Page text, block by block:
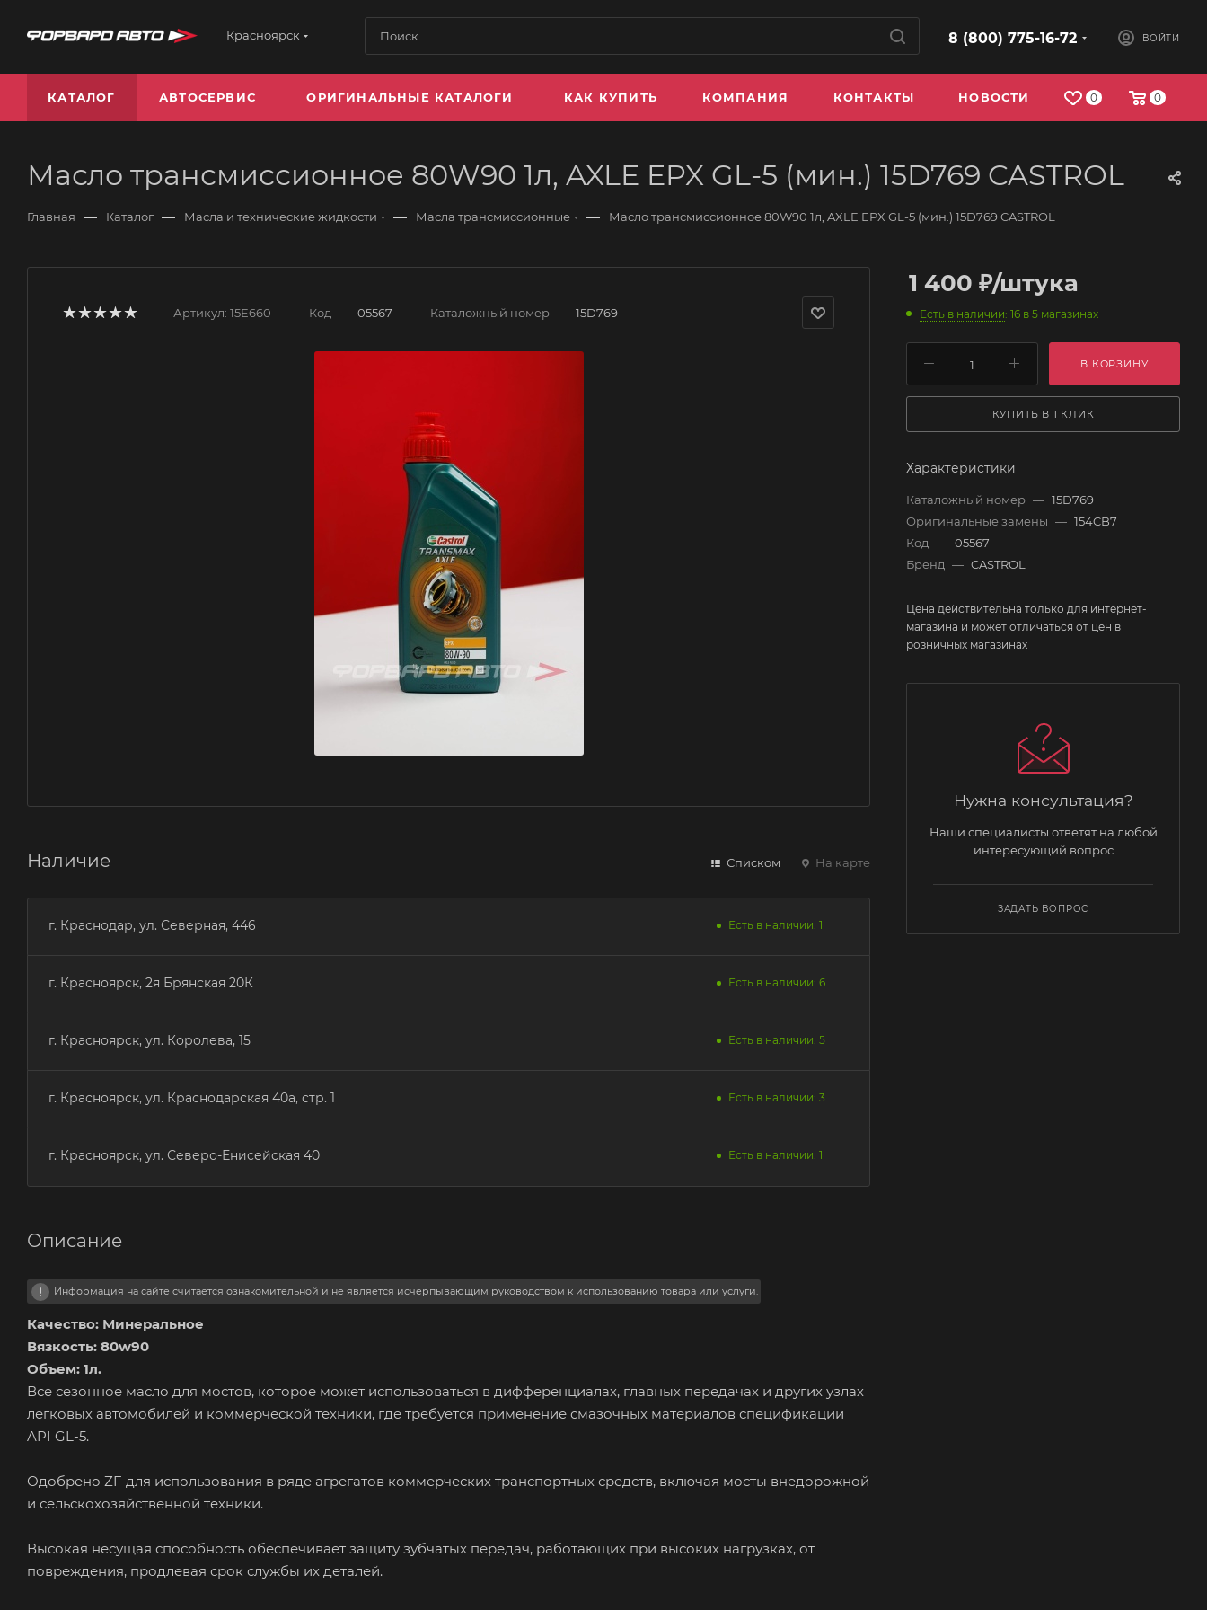
Красноярск 8 (800) 775-16-72 ВОЙТИ
0 0
КАТАЛОГ АВТОСЕРВИС ОРИГИНАЛЬНЫЕ КАТАЛОГИ КАК КУПИТЬ КОМПАНИЯ КОНТАКТЫ НОВОСТИ
Масло трансмиссионное 80W90 1л, AXLE EPX GL-5 (мин.) 15D769 CASTROL
Главная — Каталог — Масла и технические жидкости — Масла трансмиссионные — Масло трансмиссионное 80W90 1л, AXLE EPX GL-5 (мин.) 15D769 CASTROL
Артикул: 15E660 Код — 05567 Каталожный номер — 15D769
Наличие Списком На карте
г. Краснодар, ул. Северная, 446 Есть в наличии: 1
г. Красноярск, 2я Брянская 20К Есть в наличии: 6
г. Красноярск, ул. Королева, 15 Есть в наличии: 5
г. Красноярск, ул. Краснодарская 40а, стр. 1 Есть в наличии: 3
г. Красноярск, ул. Северо-Енисейская 40 Есть в наличии: 1
Описание
Информация на сайте считается ознакомительной и не является исчерпывающим руководством к использованию товара или услуги.
Качество: Минеральное
Вязкость: 80w90
Объем: 1л.
Все сезонное масло для мостов, которое может использоваться в дифференциалах, главных передачах и других узлах
легковых автомобилей и коммерческой техники, где требуется применение смазочных материалов спецификации
API GL-5.
Одобрено ZF для использования в ряде агрегатов коммерческих транспортных средств, включая мосты внедорожной
и сельскохозяйственной техники.
Высокая несущая способность обеспечивает защиту зубчатых передач, работающих при высоких нагрузках, от
повреждения, продлевая срок службы их деталей.
1 400 ₽/штука
Есть в наличии: 16 в 5 магазинах
В КОРЗИНУ
КУПИТЬ В 1 КЛИК
Характеристики
Каталожный номер — 15D769
Оригинальные замены — 154CB7
Код — 05567
Бренд — CASTROL
Цена действительна только для интернет-
магазина и может отличаться от цен в
розничных магазинах
Нужна консультация?
Наши специалисты ответят на любой
интересующий вопрос
ЗАДАТЬ ВОПРОС